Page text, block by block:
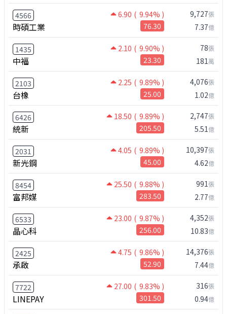
4566 6.90 ( 9.94% )
時碩工業 76.30
9,727張
7.37億
1435 2.10 ( 9.90% )
中福 23.30
78張
181萬
2103 2.25 ( 9.89% )
台橡 25.00
4,076張
1.02億
6426 18.50 ( 9.89% )
統新 205.50
2,747張
5.51億
2031 4.05 ( 9.89% )
新光鋼 45.00
10,397張
4.62億
8454 25.50 ( 9.88% )
富邦媒 283.50
991張
2.77億
6533 23.00 ( 9.87% )
晶心科 256.00
4,352張
10.83億
2425 4.75 ( 9.86% )
承啟 52.90
14,376張
7.44億
7722 27.00 ( 9.83% )
LINEPAY 301.50
316張
0.94億